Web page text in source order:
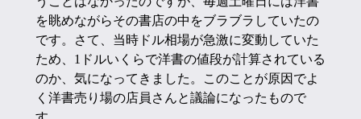
を眺めながらその書店の中をブラブラしていたの
です。さて、当時ドル相場が急激に変動していた
ため、1ドルいくらで洋書の値段が計算されている
のか、気になってきました。このことが原因でよ
く洋書売り場の店員さんと議論になったもので